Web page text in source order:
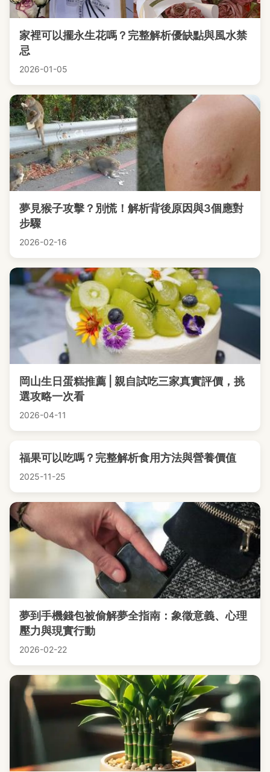
家裡可以擺永生花嗎？完整解析優缺點與風水禁
忌
2026-01-05
夢見猴子攻擊？別慌！解析背後原因與3個應對
步驟
2026-02-16
岡山生日蛋糕推薦 | 親自試吃三家真實評價，挑
選攻略一次看
2026-04-11
福果可以吃嗎？完整解析食用方法與營養價值
2025-11-25
夢到手機錢包被偷解夢全指南：象徵意義、心理
壓力與現實行動
2026-02-22